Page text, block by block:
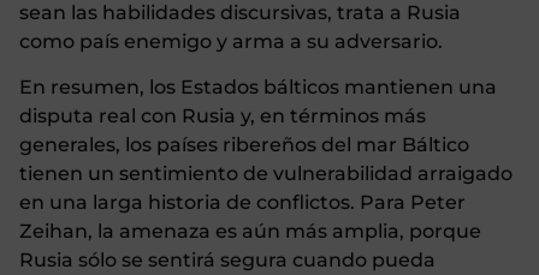
sean las habilidades discursivas, trata a Rusia
como país enemigo y arma a su adversario.
En resumen, los Estados bálticos mantienen una
disputa real con Rusia y, en términos más
generales, los países ribereños del mar Báltico
tienen un sentimiento de vulnerabilidad arraigado
en una larga historia de conflictos. Para Peter
Zeihan, la amenaza es aún más amplia, porque
Rusia sólo se sentirá segura cuando pueda